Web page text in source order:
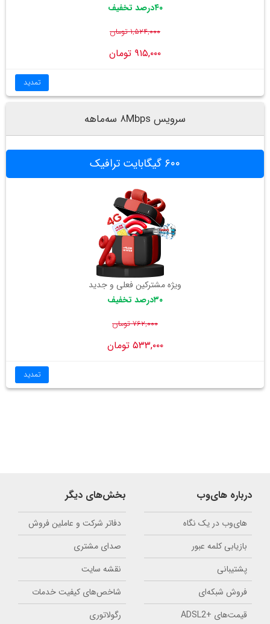
۴۰درصد تخفیف
۱,۵۲۴,۰۰۰ تومان
۹۱۵,۰۰۰ تومان
تمدید
سرویس ۸Mbps سه‌ماهه
۶۰۰ گیگابایت ترافیک
ویژه مشترکین فعلی و جدید
۳۰درصد تخفیف
۷۶۲,۰۰۰ تومان
۵۳۳,۰۰۰ تومان
تمدید
درباره های‌وب
های‌وب در یک نگاه
بازیابی کلمه عبور
پشتیبانی
فروش شبکه‌ای
قیمت‌های +ADSL2
بخش‌های دیگر
دفاتر شرکت و عاملین فروش
صدای مشتری
نقشه سایت
شاخص‌های کیفیت خدمات
رگولاتوری